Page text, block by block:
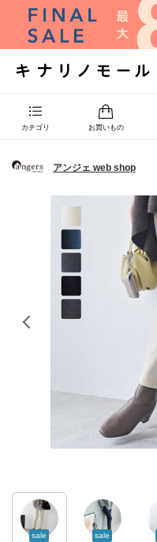
カテゴリ お買いもの
アンジェ web shop
sale sale